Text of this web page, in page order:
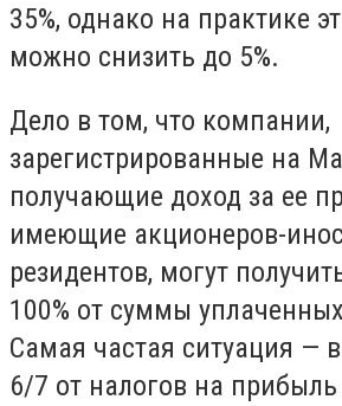
35%, однако на практике
можно снизить до 5%.
Дело в том, что компании,
зарегистрированные на
получающие доход за ее
имеющие акционеров-
резидентов, могут
100% от суммы
Самая частая ситуация —
6/7 от налогов на прибыль